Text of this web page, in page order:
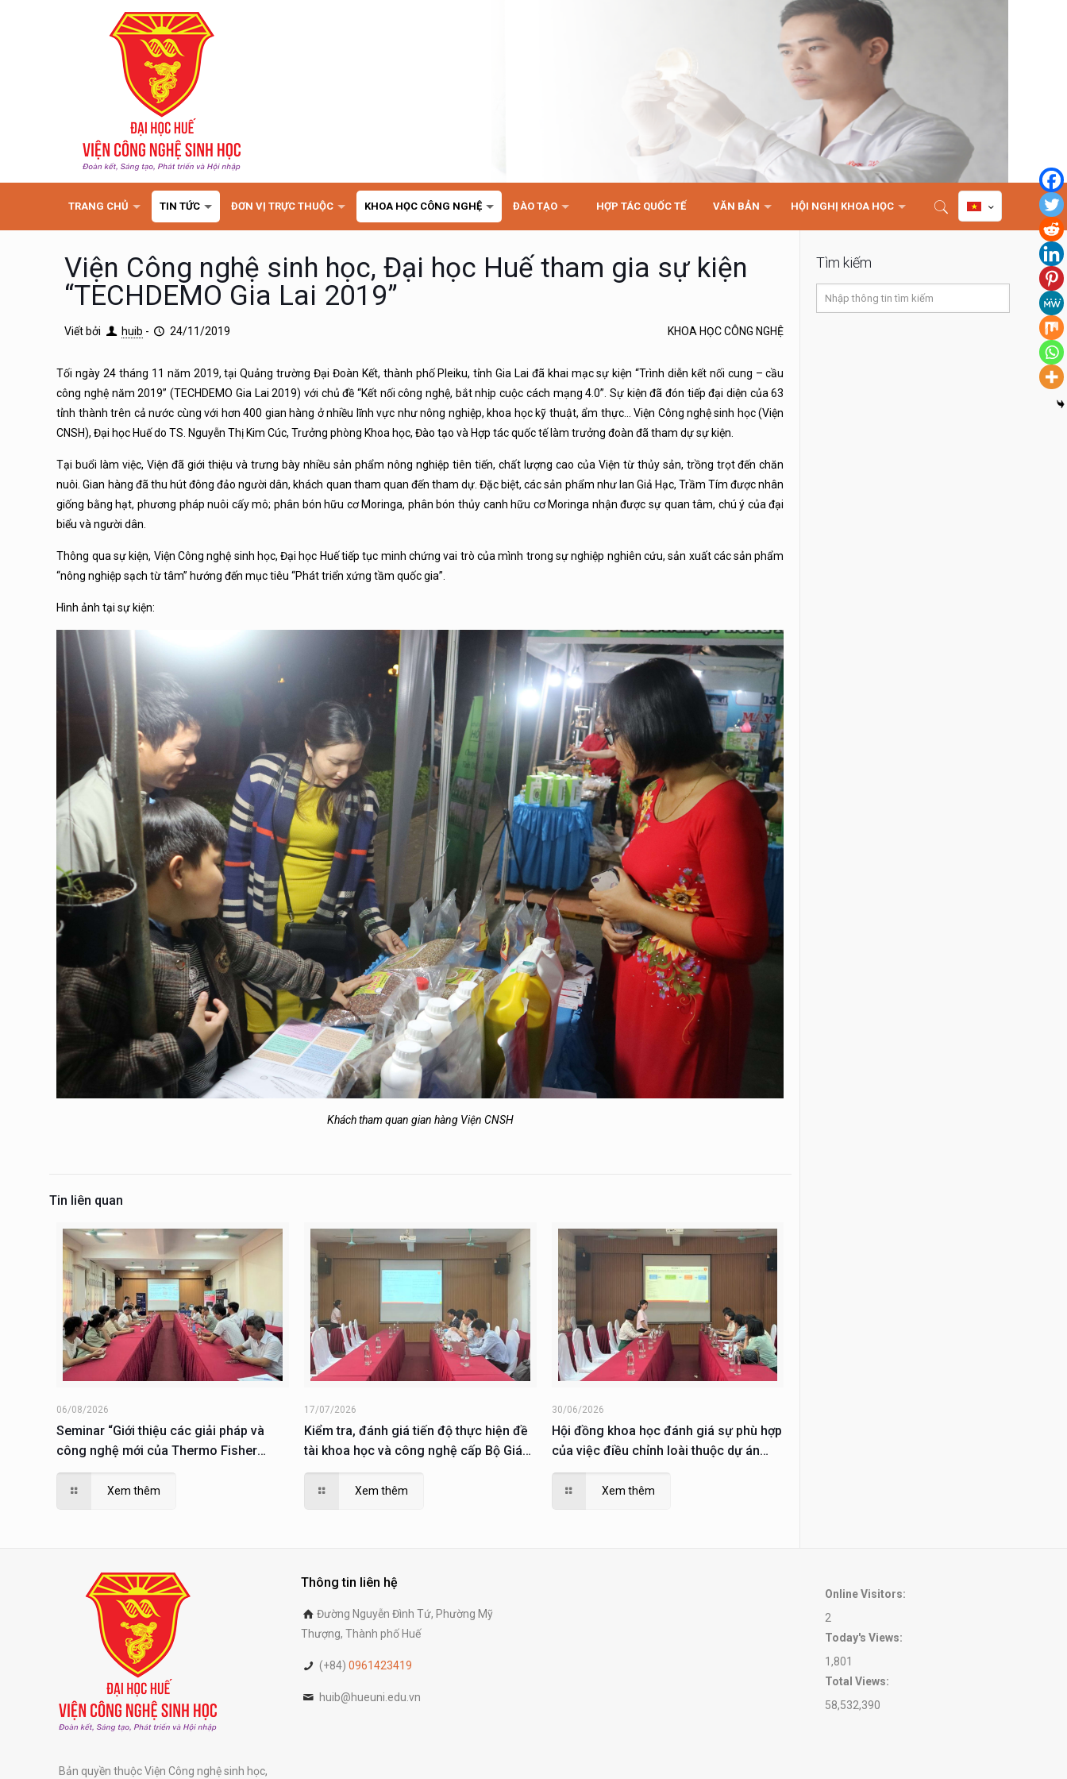
TRANG CHỦ TIN TỨC ĐƠN VỊ TRỰC THUỘC KHOA HỌC CÔNG NGHỆ ĐÀO TẠO HỢP TÁC QUỐC TẾ VĂN BẢN HỘI NGHỊ KHOA HỌC
Viện Công nghệ sinh học, Đại học Huế tham gia sự kiện
“TECHDEMO Gia Lai 2019”
Viết bởi huib - 24/11/2019 KHOA HỌC CÔNG NGHỆ
Tối ngày 24 tháng 11 năm 2019, tại Quảng trường Đại Đoàn Kết, thành phố Pleiku, tỉnh Gia Lai đã khai mạc sự kiện “Trình diễn kết nối cung – cầu
công nghệ năm 2019” (TECHDEMO Gia Lai 2019) với chủ đề “Kết nối công nghệ, bắt nhịp cuộc cách mạng 4.0”. Sự kiện đã đón tiếp đại diện của 63
tỉnh thành trên cả nước cùng với hơn 400 gian hàng ở nhiều lĩnh vực như nông nghiệp, khoa học kỹ thuật, ẩm thực… Viện Công nghệ sinh học (Viện
CNSH), Đại học Huế do TS. Nguyễn Thị Kim Cúc, Trưởng phòng Khoa học, Đào tạo và Hợp tác quốc tế làm trưởng đoàn đã tham dự sự kiện.
Tại buổi làm việc, Viện đã giới thiệu và trưng bày nhiều sản phẩm nông nghiệp tiên tiến, chất lượng cao của Viện từ thủy sản, trồng trọt đến chăn
nuôi. Gian hàng đã thu hút đông đảo người dân, khách quan tham quan đến tham dự. Đặc biệt, các sản phẩm như lan Giả Hạc, Trầm Tím được nhân
giống bằng hạt, phương pháp nuôi cấy mô; phân bón hữu cơ Moringa, phân bón thủy canh hữu cơ Moringa nhận được sự quan tâm, chú ý của đại
biểu và người dân.
Thông qua sự kiện, Viện Công nghệ sinh học, Đại học Huế tiếp tục minh chứng vai trò của mình trong sự nghiệp nghiên cứu, sản xuất các sản phẩm
“nông nghiệp sạch từ tâm” hướng đến mục tiêu “Phát triển xứng tầm quốc gia”.
Hình ảnh tại sự kiện:
Khách tham quan gian hàng Viện CNSH
Tin liên quan
06/08/2026
Seminar “Giới thiệu các giải pháp và
công nghệ mới của Thermo Fisher
Scientific trong lĩnh vực sinh học phân
tử; giải pháp phục vụ nuôi cấy, phân tích
và nghiên cứu tế tào”
Xem thêm
17/07/2026
Kiểm tra, đánh giá tiến độ thực hiện đề
tài khoa học và công nghệ cấp Bộ Giáo
dục và Đào tạo
Xem thêm
30/06/2026
Hội đồng khoa học đánh giá sự phù hợp
của việc điều chỉnh loài thuộc dự án
KH&CN cấp thành phố thực hiện từ năm
2023
Xem thêm
Tìm kiếm
Bản quyền thuộc Viện Công nghệ sinh học,
Thông tin liên hệ
Đường Nguyễn Đình Tứ, Phường Mỹ
Thượng, Thành phố Huế
(+84) 0961423419
huib@hueuni.edu.vn
Online Visitors:
2
Today's Views:
1,801
Total Views:
58,532,390